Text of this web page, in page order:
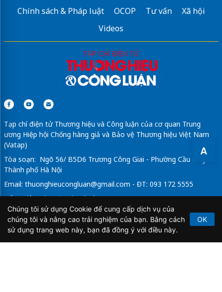
A
Chính sách & Pháp luật
OCOP Tư vấn
Xã hội
Videos
Tạp chí điện tử Thương hiệu và Công luận của cơ quan Trung
ương Hiệp hội Chống hàng giả và Bảo vệ Thương hiệu Việt Nam
(Vatap)
Tòa soạn: Ngõ 56/ B5D6 Trương Công Giai - Phường Cầu Giấy -
Thành phố Hà Nội
Email: thuonghieucongluan@gmail.com - ĐT: 093 172 5555
Tổng Biên Tập: Vũ Đức Thuận
Giấy phép hoạt động báo chí điện tử số 64/GP-BTTTT do Bộ
Thông tin và Truyền thông cấp ngày 21/2/2020.
Chúng tôi sử dụng Cookie để cung cấp dịch vụ của
chúng tôi và nâng cao trải nghiệm của bạn. Bằng cách
sử dụng trang web này, bạn đã đồng ý với điều này.
OK